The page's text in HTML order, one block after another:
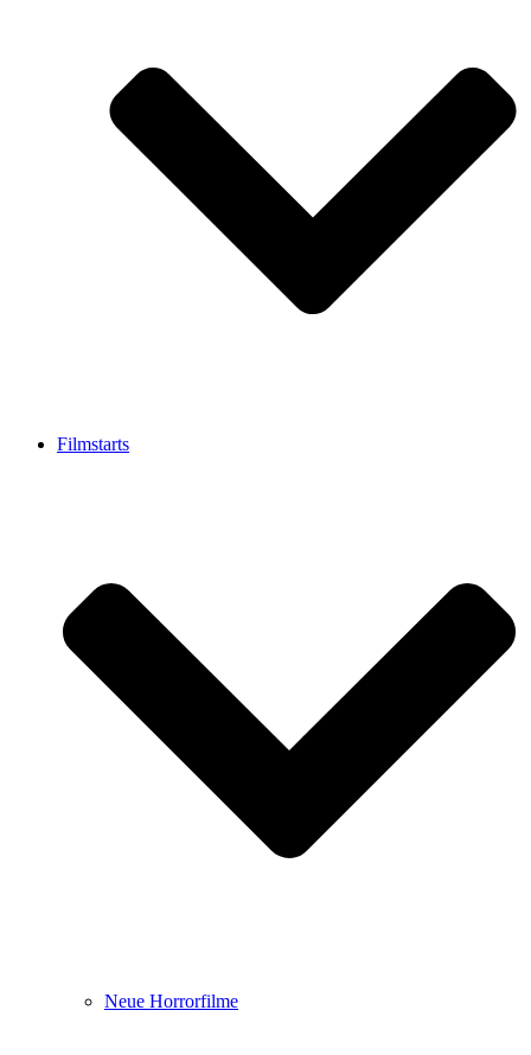
Filmstarts
Neue Horrorfilme